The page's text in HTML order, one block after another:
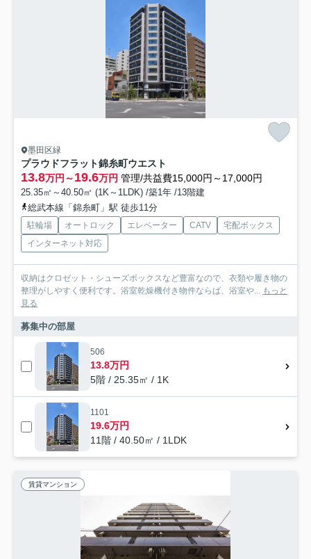
墨田区緑
プラウドフラット錦糸町ウエスト
13.8万円～19.6万円 管理/共益費15,000円～17,000円
25.35㎡～40.50㎡ (1K～1LDK) /築1年 /13階建
総武本線「錦糸町」駅 徒歩11分
駐輪場 オートロック エレベーター CATV
宅配ボックス
インターネット対応
収納はクロゼット・シューズボックスなど豊富なので、衣類や履き物の
整理がしやすく便利です。浴室乾燥機付き物件ならば、浴室や... もっと
見る
募集中の部屋
506
13.8万円
5階 / 25.35㎡ / 1K
1101
19.6万円
11階 / 40.50㎡ / 1LDK
賃貸マンション